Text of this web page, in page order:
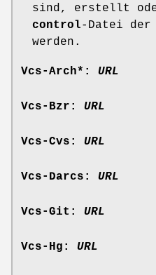
sind, erstellt
control-Datei der
werden.
Vcs-Arch*: URL
Vcs-Bzr: URL
Vcs-Cvs: URL
Vcs-Darcs: URL
Vcs-Git: URL
Vcs-Hg: URL